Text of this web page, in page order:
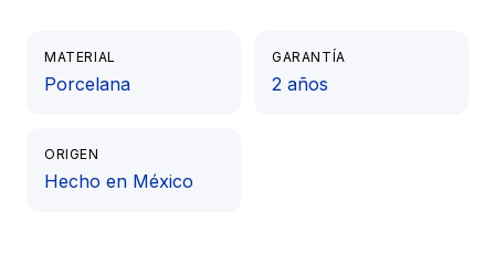
MATERIAL
Porcelana
GARANTÍA
2 años
ORIGEN
Hecho en México